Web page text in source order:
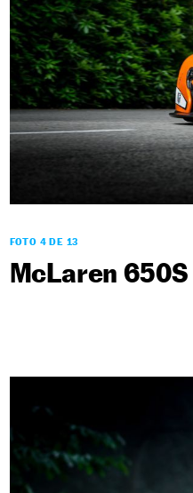
FOTO 4 DE 13
McLaren 650S